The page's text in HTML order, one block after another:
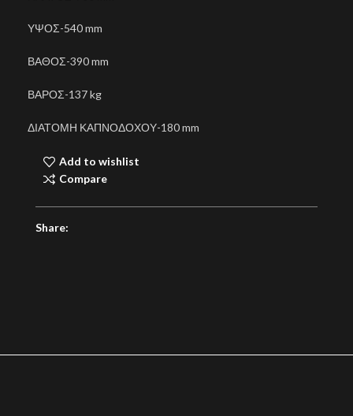
ΥΨΟΣ-540 mm
ΒΑΘΟΣ-390 mm
ΒΑΡΟΣ-137 kg
ΔΙΑΤΟΜΗ ΚΑΠΝΟΔΟΧΟΥ-180 mm
Add to wishlist
Compare
Share: